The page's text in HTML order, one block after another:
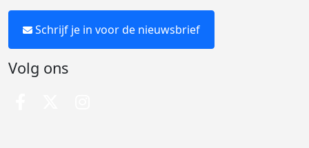
Schrijf je in voor de nieuwsbrief
Volg ons